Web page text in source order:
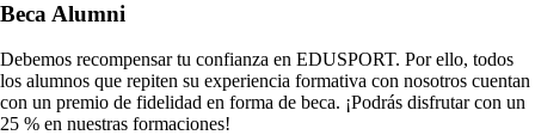
BecaAlumni
Debemos recompensar tu confianza en EDUSPORT. Por ello, todos
los alumnos que repiten su experiencia formativa con nosotros cuentan
con un premio de fidelidad en forma de beca. ¡Podrás disfrutar con un
25 % en nuestras formaciones!